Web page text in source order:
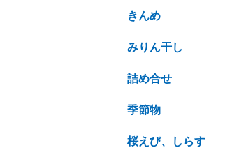
きんめ
みりん干し
詰め合せ
季節物
桜えび、しらす